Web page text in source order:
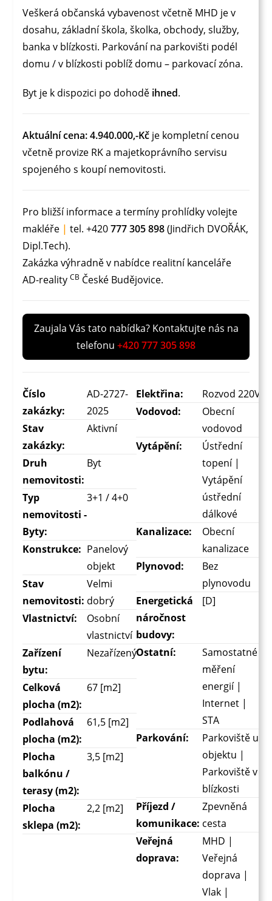
Veškerá občanská vybavenost včetně MHD je v
dosahu, základní škola, školka, obchody, služby,
banka v blízkosti. Parkování na parkovišti podél
domu / v blízkosti poblíž domu – parkovací zóna.
Byt je k dispozici po dohodě ihned.
Aktuální cena: 4.940.000,-Kč je kompletní cenou
včetně provize RK a majetkoprávního servisu
spojeného s koupí nemovitosti.
Pro bližší informace a termíny prohlídky volejte
makléře | tel. +420777 305 898(Jindřich DVOŘÁK,
Dipl.Tech).
Zakázka výhradně v nabídce realitní kanceláře
AD-realityCB České Budějovice.
Zaujala Vás tato nabídka? Kontaktujte nás na
telefonu +420 777 305 898
Číslo
zakázky:
AD-2727-
2025
Stav
zakázky:
Aktivní
Druh
nemovitosti:
Byt
Typ
nemovitosti -
Byty:
3+1 / 4+0
Konstrukce: Panelový
objekt
Stav
nemovitosti:
Velmi
dobrý
Vlastnictví:
Osobní
vlastnictví
Zařízení
bytu:
Nezařízený
Celková
plocha (m2):
67 [m2]
Podlahová
plocha (m2):
61,5 [m2]
Plocha
balkónu /
terasy (m2):
3,5 [m2]
Plocha
sklepa (m2):
2,2 [m2]
Elektřina:
Rozvod 220V
Vodovod:
Obecní
vodovod
Vytápění:
Ústřední
topení |
Vytápění
ústřední
dálkové
Kanalizace:
Obecní
kanalizace
Plynovod:
Bez
plynovodu
Energetická
náročnost
budovy:
[D]
Ostatní:
Samostatné
měření
energií |
Internet |
STA
Parkování:
Parkoviště u
objektu |
Parkoviště v
blízkosti
Příjezd /
komunikace:
Zpevněná
cesta
Veřejná
doprava:
MHD |
Veřejná
doprava |
Vlak |